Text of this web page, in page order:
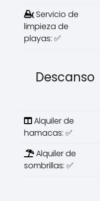
Servicio de
limpieza de
playas: ✅
Descanso
Alquiler de
hamacas: ✅
Alquiler de
sombrillas: ✅